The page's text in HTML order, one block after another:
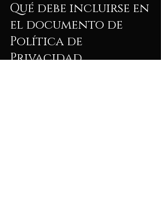
Qué debe incluirse en
el documento de
Política de
Privacidad